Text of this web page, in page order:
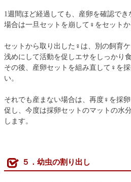
1週間ほど経過しても、産卵を確認でき
場合は一旦セットを崩して♀をセットか
セットから取り出した♀は、別の飼育
浅めにして活動を促しエサをしっかり
その後、産卵セットを組み直して♀を
い。
それでも産まない場合は、再度♀を採
促し、今度は採卵セットのマットの水
します。
５．幼虫の割り出し